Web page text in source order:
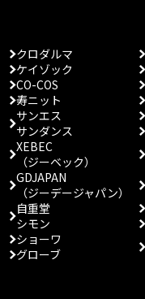
クロダルマ
ケイゾック
CO-COS
寿ニット
サンエス
サンダンス
XEBEC
（ジーベック）
GDJAPAN
（ジーデージャパン）
自重堂
シモン
ショーワ
グローブ